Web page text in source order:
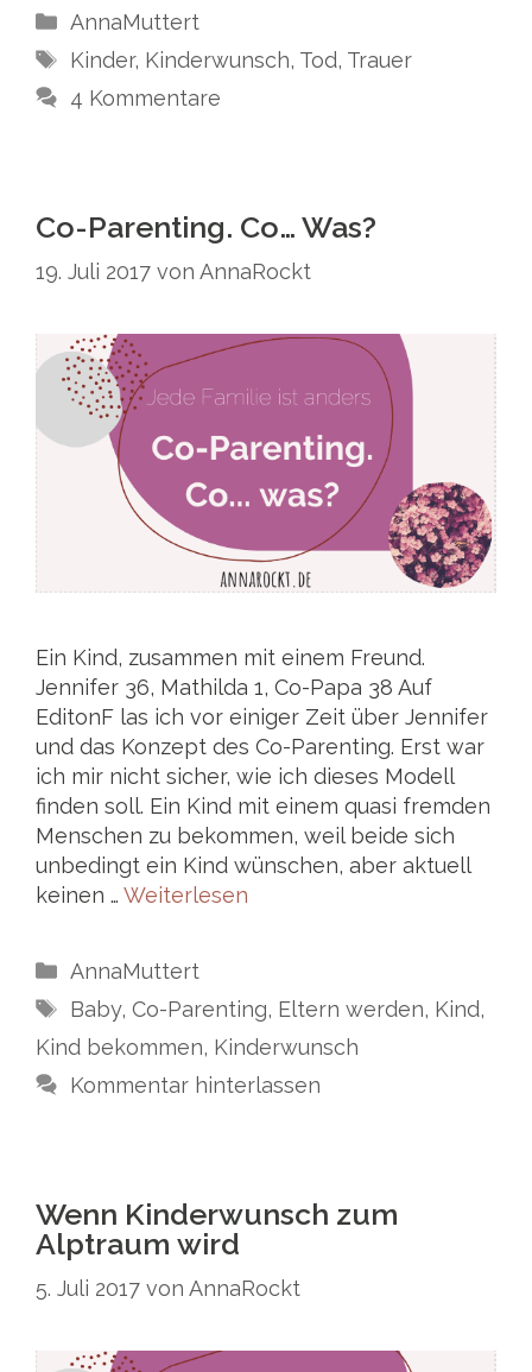
Kategorien
AnnaMuttert
Schlagwörter
Kinder, Kinderwunsch, Tod, Trauer
4 Kommentare
Co-Parenting. Co… Was?
19. Juli 2017 von AnnaRockt
Ein Kind, zusammen mit einem Freund.
Jennifer 36, Mathilda 1, Co-Papa 38 Auf
EditonF las ich vor einiger Zeit über Jennifer
und das Konzept des Co-Parenting. Erst war
ich mir nicht sicher, wie ich dieses Modell
finden soll. Ein Kind mit einem quasi fremden
Menschen zu bekommen, weil beide sich
unbedingt ein Kind wünschen, aber aktuell
keinen … Weiterlesen
Kategorien
AnnaMuttert
Schlagwörter
Baby, Co-Parenting, Eltern werden, Kind,
Kind bekommen, Kinderwunsch
Kommentar hinterlassen
Wenn Kinderwunsch zum
Alptraum wird
5. Juli 2017 von AnnaRockt